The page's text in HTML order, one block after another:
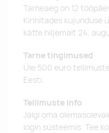
Tarneaeg on 12
Kinnitades kujunduse
kätte hiljemalt 24.
Tarne tingimused
Üle 500 euro
Eesti.
Tellimuste info
Jälgi oma
login süsteemis. Tee